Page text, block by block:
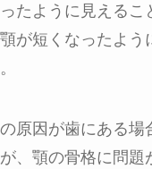
たように見えるこ
が短くなったよう
原因が歯にある場
、顎の骨格に問題